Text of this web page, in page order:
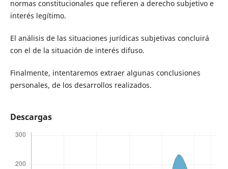
normas constitucionales que refieren a derecho subjetivo e
interés legítimo.
El análisis de las situaciones jurídicas subjetivas concluirá
con el de la situación de interés difuso.
Finalmente, intentaremos extraer algunas conclusiones
personales, de los desarrollos realizados.
Descargas